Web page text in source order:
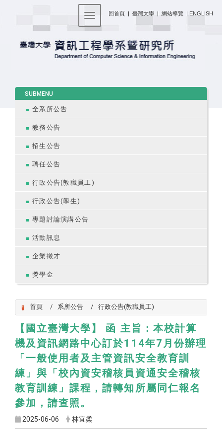
回首頁 | 臺灣大學 | 網站導覽 | ENGLISH
Toggle navigation
SUBMENU
全系所公告
教務公告
招生公告
聘任公告
行政公告(教職員工)
行政公告(學生)
專題討論演講公告
活動訊息
企業徵才
獎學金
首頁 系所公告 行政公告(教職員工)
【國立臺灣大學】 函 主旨：本校計算
機及資訊網路中心訂於114年7月份辦理
「一般使用者及主管資訊安全教育訓
練」與「校內資安稽核員資通安全稽核
教育訓練」課程，請轉知所屬同仁報名
參加，請查照。
2025-06-06 林宜柔